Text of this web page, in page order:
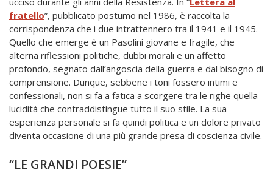
fratello”, pubblicato postumo nel 1986, è raccolta la
corrispondenza che i due intrattennero tra il 1941 e il 1945.
Quello che emerge è un Pasolini giovane e fragile, che
alterna riflessioni politiche, dubbi morali e un affetto
profondo, segnato dall’angoscia della guerra e dal bisogno di
comprensione. Dunque, sebbene i toni fossero intimi e
confessionali, non si fa a fatica a scorgere tra le righe quella
lucidità che contraddistingue tutto il suo stile. La sua
esperienza personale si fa quindi politica e un dolore privato
diventa occasione di una più grande presa di coscienza civile.
“LE GRANDI POESIE”